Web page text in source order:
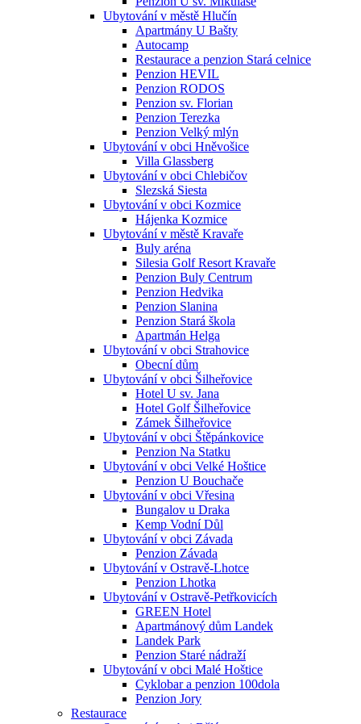
Ubytování v městě Hlučín
Apartmány U Bašty
Autocamp
Restaurace a penzion Stará celnice
Penzion HEVIL
Penzion RODOS
Penzion sv. Florian
Penzion Terezka
Penzion Velký mlýn
Ubytování v obci Hněvošice
Villa Glassberg
Ubytování v obci Chlebičov
Slezská Siesta
Ubytování v obci Kozmice
Hájenka Kozmice
Ubytování v městě Kravaře
Buly aréna
Silesia Golf Resort Kravaře
Penzion Buly Centrum
Penzion Hedvika
Penzion Slanina
Penzion Stará škola
Apartmán Helga
Ubytování v obci Strahovice
Obecní dům
Ubytování v obci Šilheřovice
Hotel U sv. Jana
Hotel Golf Šilheřovice
Zámek Šilheřovice
Ubytování v obci Štěpánkovice
Penzion Na Statku
Ubytování v obci Velké Hoštice
Penzion U Bouchače
Ubytování v obci Vřesina
Bungalov u Draka
Kemp Vodní Důl
Ubytování v obci Závada
Penzion Závada
Ubytování v Ostravě-Lhotce
Penzion Lhotka
Ubytování v Ostravě-Petřkovicích
GREEN Hotel
Apartmánový dům Landek
Landek Park
Penzion Staré nádraží
Ubytování v obci Malé Hoštice
Cyklobar a penzion 100dola
Penzion Jory
Restaurace